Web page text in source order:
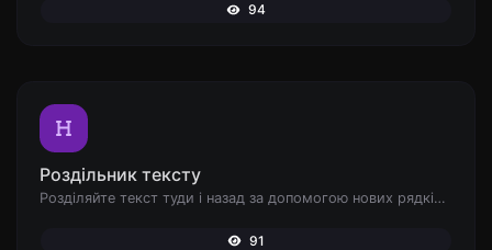
94
Роздільник тексту
Розділяйте текст туди і назад за допомогою нових рядків, ком, крапок... і т.д.
91